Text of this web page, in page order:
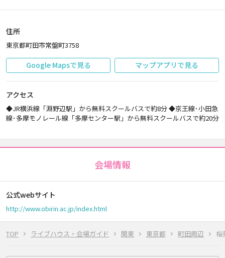
TOP ライブハウス・会場ガイド 関東 東京都 町田周辺 桜
住所
東京都町田市常盤町3758
Google Mapsで見る マップアプリで見る
アクセス
◆JR横浜線「淵野辺駅」から無料スクールバスで約8分 ◆京王線･小田急
線･多摩モノレール線「多摩センター駅」から無料スクールバスで約20分
会場情報
公式webサイト
http://www.obirin.ac.jp/index.html